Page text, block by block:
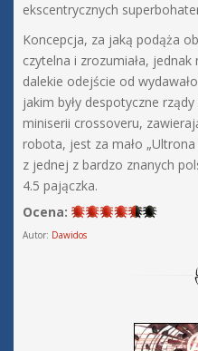
ekscentrycznych
Koncepcja, za jaką podąża
czytelna i zrozumiała,
dalekie odejście od
jakim były despotyczne
miniserii crossoveru,
robota, jest za mało
z jednej z bardzo znanych
4.5 pajączka.
Ocena:
Autor: Dawidos